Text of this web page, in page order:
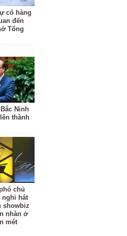
cố hàng
đến
Tổng
Ninh
thành
chủ
nghỉ hát
showbiz
nhàn ở
mét